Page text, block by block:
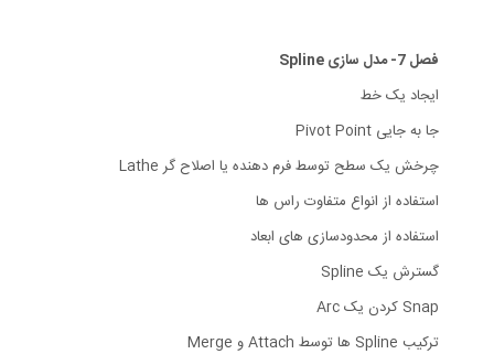
فصل 7- مدل سازی Spline
ایجاد یک خط
جا به جایی Pivot Point
چرخش یک سطح توسط فرم دهنده یا اصلاح گر Lathe
استفاده از انواع متفاوت راس ها
استفاده از محدودسازی های ابعاد
گسترش یک Spline
Snap کردن یک Arc
ترکیب Spline ها توسط Attach و Merge